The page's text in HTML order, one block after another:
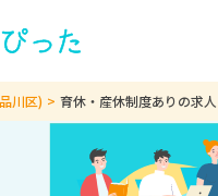
川区) 育休・産休制度ありの求人